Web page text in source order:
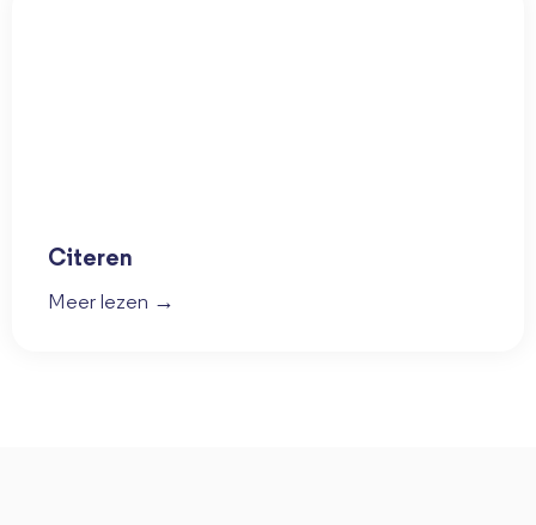
Citeren
Meer lezen →